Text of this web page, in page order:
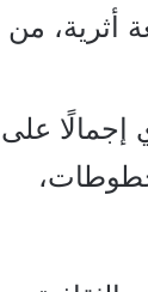
لقاعات العرض، ويضم 4400 قطعة أثرية، من
إجمالًا على